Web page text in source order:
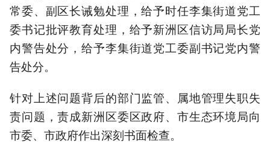
常委、副区长诫勉处理，给予时任李集街道党工
委书记批评教育处理，给予新洲区信访局局长党
内警告处分，给予李集街道党工委副书记党内警
告处分。
针对上述问题背后的部门监管、属地管理失职失
责问题，责成新洲区委区政府、市生态环境局向
市委、市政府作出深刻书面检查。